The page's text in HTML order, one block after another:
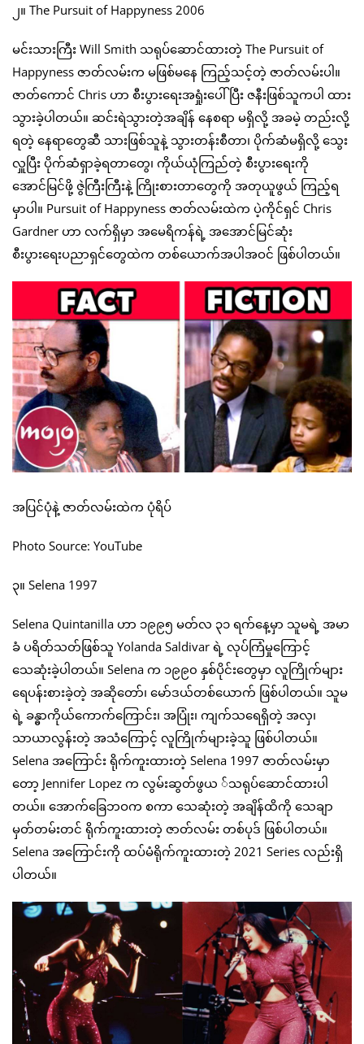
၂။ The Pursuit of Happyness 2006
မင်းသားကြီး Will Smith သရုပ်ဆောင်ထားတဲ့ The Pursuit of
Happyness ဇာတ်လမ်းက မဖြစ်မနေ ကြည့်သင့်တဲ့ ဇာတ်လမ်းပါ။
ဇာတ်ကောင် Chris ဟာ စီးပွားရေးအရှုံးပေါ်ပြီး ဇနီးဖြစ်သူကပါ ထား
သွားခဲ့ပါတယ်။ ဆင်းရဲသွားတဲ့အချိန် နေစရာ မရှိလို့ အခမဲ့ တည်းလို့
ရတဲ့ နေရာတွေဆီ သားဖြစ်သူနဲ့ သွားတန်းစီတာ၊ ပိုက်ဆံမရှိလို့ သွေး
လှူပြီး ပိုက်ဆံရှာခဲ့ရတာတွေ၊ ကိုယ်ယုံကြည်တဲ့ စီးပွားရေးကို
အောင်မြင်ဖို့ ဇွဲကြီးကြီးနဲ့ ကြိုးစားတာတွေကို အတုယူဖွယ် ကြည့်ရ
မှာပါ။ Pursuit of Happyness ဇာတ်လမ်းထဲက ပဲ့ကိုင်ရှင် Chris
Gardner ဟာ လက်ရှိမှာ အမေရိကန်ရဲ့ အအောင်မြင်ဆုံး
စီးပွားရေးပညာရှင်တွေထဲက တစ်ယောက်အပါအဝင် ဖြစ်ပါတယ်။
အပြင်ပုံနဲ့ ဇာတ်လမ်းထဲက ပုံရိပ်
Photo Source: YouTube
၃။ Selena 1997
Selena Quintanilla ဟာ ၁၉၉၅ မတ်လ ၃၁ ရက်နေ့မှာ သူမရဲ့ အမာ
ခံ ပရိတ်သတ်ဖြစ်သူ Yolanda Saldivar ရဲ့ လုပ်ကြံမှုကြောင့်
သေဆုံးခဲ့ပါတယ်။ Selena က ၁၉၉၀ နှစ်ပိုင်းတွေမှာ လူကြိုက်များ
ရေပန်းစားခဲ့တဲ့ အဆိုတော်၊ မော်ဒယ်တစ်ယောက် ဖြစ်ပါတယ်။ သူမ
ရဲ့ ခန္ဓာကိုယ်ကောက်ကြောင်း၊ အပြုံး၊ ကျက်သရေရှိတဲ့ အလှ၊
သာယာလွန်းတဲ့ အသံကြောင့် လူကြိုက်များခဲ့သူ ဖြစ်ပါတယ်။
Selena အကြောင်း ရိုက်ကူးထားတဲ့ Selena 1997 ဇာတ်လမ်းမှာ
တော့ Jennifer Lopez က လွမ်းဆွတ်ဖွယ ်သရုပ်ဆောင်ထားပါ
တယ်။ အောက်ခြေဘဝက စကာ သေဆုံးတဲ့ အချိန်ထိကို သေချာ
မှတ်တမ်းတင် ရိုက်ကူးထားတဲ့ ဇာတ်လမ်း တစ်ပုဒ် ဖြစ်ပါတယ်။
Selena အကြောင်းကို ထပ်မံရိုက်ကူးထားတဲ့ 2021 Series လည်းရှိ
ပါတယ်။